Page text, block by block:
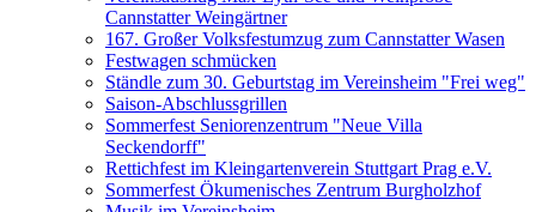
Cannstatter Weingärtner
167. Großer Volksfestumzug zum Cannstatter Wasen
Festwagen schmücken
Ständle zum 30. Geburtstag im Vereinsheim "Frei weg"
Saison-Abschlussgrillen
Sommerfest Seniorenzentrum "Neue Villa
Seckendorff"
Rettichfest im Kleingartenverein Stuttgart Prag e.V.
Sommerfest Ökumenisches Zentrum Burgholzhof